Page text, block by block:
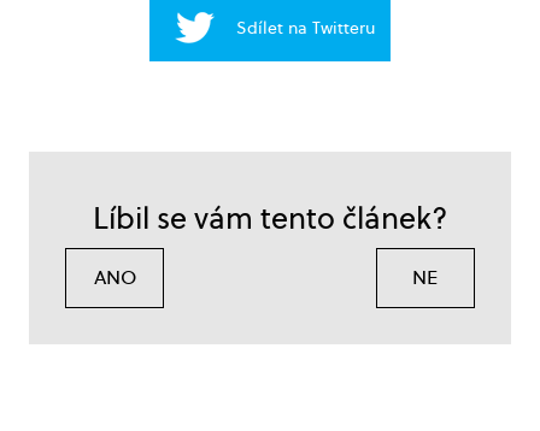
Sdílet na Twitteru
Líbil se vám tento článek?
ANO NE